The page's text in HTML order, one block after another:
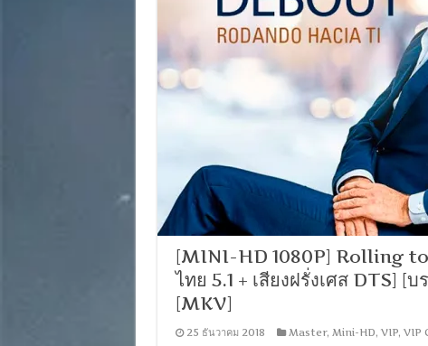
[MINI-HD 1080P] Rolling to
ไทย 5.1 + เสียงฝรั่งเศส DTS] [
[MKV]
25 ธันวาคม 2018 Master, Mini-HD, VIP, VIP